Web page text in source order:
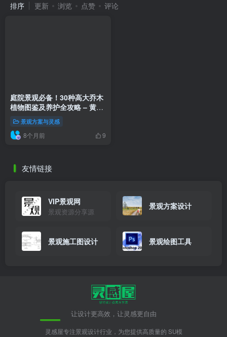
排序 更新 浏览 点赞 评论
庭院景观必备！30种高大乔木
植物图鉴及养护全攻略 – 黄花
槐/凤凰木/樟树等精选推荐
景观方案与灵感
8个月前 9
友情链接
VIP景观网
景观资源分享源
景观方案设计
景观施工图设计 景观绘图工具
让设计更高效，让灵感更自由
灵感屋专注景观设计行业，为您提供高质量的 SU模